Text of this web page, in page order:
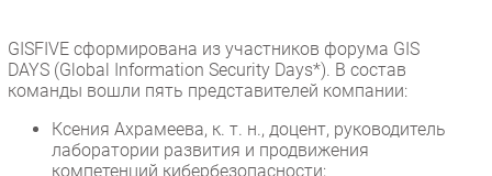
Интервью
Мероприятия
Проекты
IT класс
GISFIVE сформирована из участников форума GIS
DAYS (Global Information Security Days*). В состав
команды вошли пять представителей компании:
Ксения Ахрамеева, к. т. н., доцент, руководитель
лаборатории развития и продвижения
компетенций кибербезопасности;